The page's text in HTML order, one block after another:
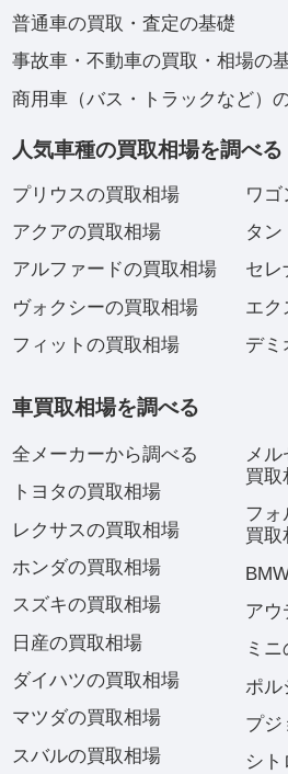
普通車の買取・査定の基礎
事故車・不動車の買取・相場の
商用車（バス・トラックなど）
人気車種の買取相場を調べる
プリウスの買取相場
アクアの買取相場
アルファードの買取相場
ヴォクシーの買取相場
フィットの買取相場
ワ
タ
セレ
エク
デミ
車買取相場を調べる
全メーカーから調べる
トヨタの買取相場
レクサスの買取相場
ホンダの買取相場
スズキの買取相場
日産の買取相場
ダイハツの買取相場
マツダの買取相場
スバルの買取相場
メ
買取
フォ
買取
アウ
ミ
ポル
プジ
シ